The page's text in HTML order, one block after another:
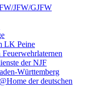
JFW/GJFW
LK Peine
der NJF
Württemberg
der deutschen